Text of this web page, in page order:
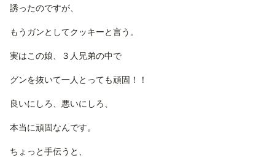
誘ったのですが、
もうガンとしてクッキーと言う。
実はこの娘、３人兄弟の中で
グンを抜いて一人とっても頑固！！
良いにしろ、悪いにしろ、
本当に頑固なんです。
ちょっと手伝うと、